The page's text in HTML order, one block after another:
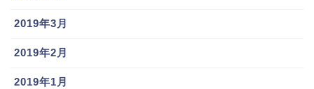
2019年3月
2019年2月
2019年1月